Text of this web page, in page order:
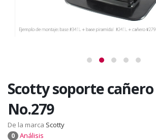
Scotty soporte
No.279
De la marca Scotty
0 Análisis